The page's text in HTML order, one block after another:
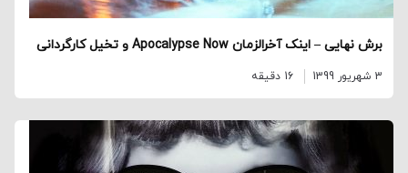
برش نهایی – اینک آخرالزمان Apocalypse Now و تخیل کارگردانی
3 شهریور 1399 16 دقیقه